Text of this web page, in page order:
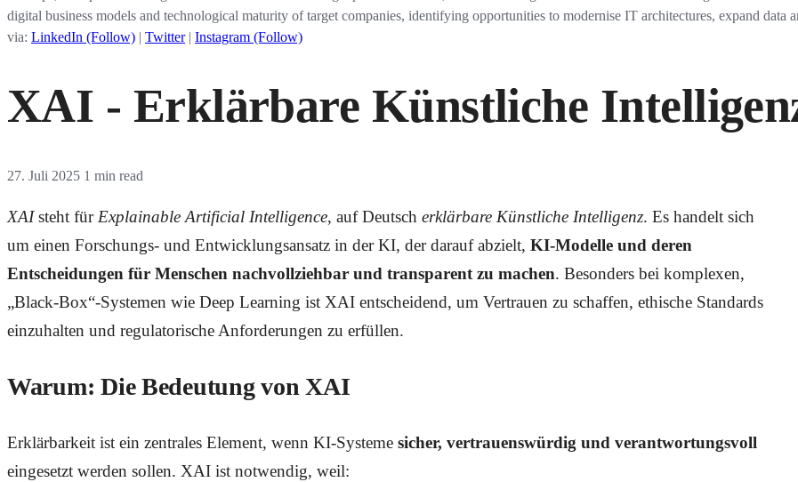
digital business models and technological maturity of target companies, identifying opportunities to modernise IT architectures, expand data
via: LinkedIn (Follow) | Twitter| Instagram (Follow)
XAI - Erklärbare Künstliche
27. Juli 2025 1 min read
XAIsteht für Explainable Artificial Intelligence, auf Deutsch erklärbare Künstliche Intelligenz. Es handelt sich
um einen Forschungs- und Entwicklungsansatz in der KI, der darauf abzielt, KI-Modelle und deren
Entscheidungen für Menschen nachvollziehbar und transparent zu machen. Besonders bei komplexen,
„Black-Box“-Systemen wie Deep Learning ist XAI entscheidend, um Vertrauen zu schaffen, ethische Standards
einzuhalten und regulatorische Anforderungen zu erfüllen.
Warum: Die Bedeutung von XAI
Erklärbarkeit ist ein zentrales Element, wenn KI-Systeme sicher, vertrauenswürdig und verantwortungsvoll
eingesetzt werden sollen. XAI ist notwendig, weil: